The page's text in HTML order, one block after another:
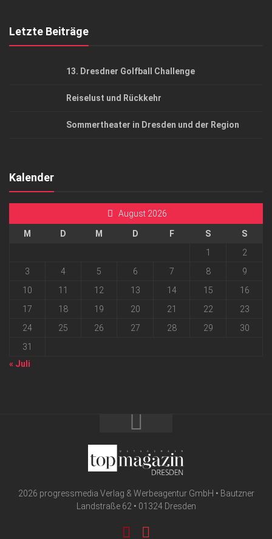
Letzte Beiträge
13. Dresdner Golfball Challenge
Reiselust und Rückkehr
Sommertheater in Dresden und der Region
Kalender
August 2026
M D M D F S
S
1
2
3
4 5 6 7 8
9
10
11 12 13 14 15
16
17
18 19 20 21 22
23
24
25 26 27 28 29
30
31
« Juli
2026 progressmedia Verlag & Werbeagentur GmbH • Bautzner
Landstraße 62 • 01324 Dresden